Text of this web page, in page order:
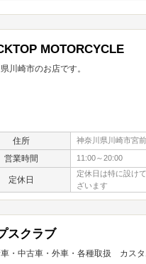
MOTORCYCLE
川崎市のお店です。
住所 神奈川県川崎市宮
営業時間 11:00～20:00
定休日
定休日は特に設け
ざいます
スクラブ
車・中古車・外車・各種取扱 カス